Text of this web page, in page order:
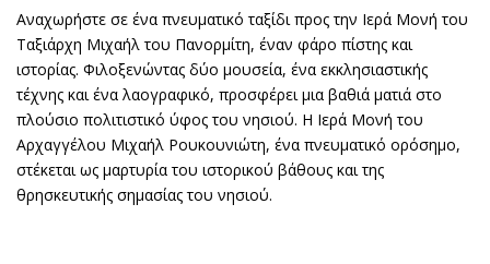
Αναχωρήστε σε ένα πνευματικό ταξίδι προς την Ιερά Μονή του
Ταξιάρχη Μιχαήλ του Πανορμίτη, έναν φάρο πίστης και
ιστορίας. Φιλοξενώντας δύο μουσεία, ένα εκκλησιαστικής
τέχνης και ένα λαογραφικό, προσφέρει μια βαθιά ματιά στο
πλούσιο πολιτιστικό ύφος του νησιού. Η Ιερά Μονή του
Αρχαγγέλου Μιχαήλ Ρουκουνιώτη, ένα πνευματικό ορόσημο,
στέκεται ως μαρτυρία του ιστορικού βάθους και της
θρησκευτικής σημασίας του νησιού.